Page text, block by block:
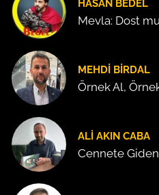
HASAN BEDEL
Mevla: Dost
MEHDI BIRDAL
Örnek Al,
ALI AKIN CABA
Cennete Giden